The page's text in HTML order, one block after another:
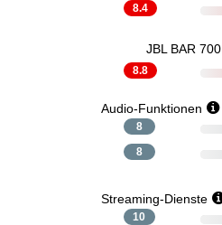
8.4
JBL BAR 700
8.8
Audio-Funktionen
8
8
Streaming-Dienste
10